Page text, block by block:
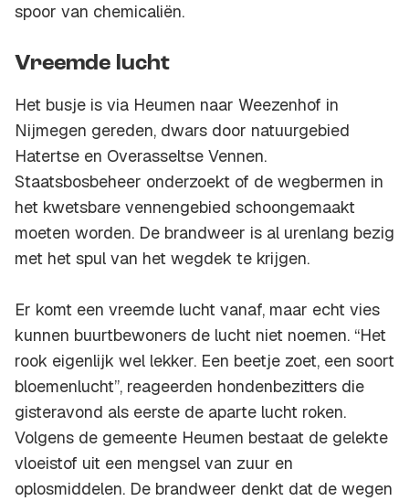
spoor van chemicaliën.
Vreemde lucht
Het busje is via Heumen naar Weezenhof in
Nijmegen gereden, dwars door natuurgebied
Hatertse en Overasseltse Vennen.
Staatsbosbeheer onderzoekt of de wegbermen in
het kwetsbare vennengebied schoongemaakt
moeten worden. De brandweer is al urenlang bezig
met het spul van het wegdek te krijgen.
Er komt een vreemde lucht vanaf, maar echt vies
kunnen buurtbewoners de lucht niet noemen. “Het
rook eigenlijk wel lekker. Een beetje zoet, een soort
bloemenlucht”, reageerden hondenbezitters die
gisteravond als eerste de aparte lucht roken.
Volgens de gemeente Heumen bestaat de gelekte
vloeistof uit een mengsel van zuur en
oplosmiddelen. De brandweer denkt dat de wegen